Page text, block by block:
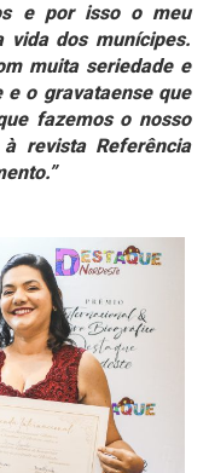
e por isso o meu
dos munícipes.
muita seriedade e
e o gravataense que
fazemos o nosso
revista Referência